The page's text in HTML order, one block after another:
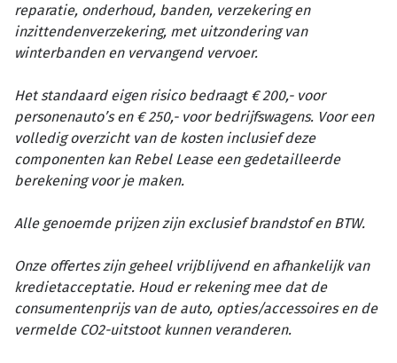
reparatie, onderhoud, banden, verzekering en
inzittendenverzekering, met uitzondering van
winterbanden en vervangend vervoer.
Het standaard eigen risico bedraagt € 200,- voor
personenauto’s en € 250,- voor bedrijfswagens. Voor een
volledig overzicht van de kosten inclusief deze
componenten kan Rebel Lease een gedetailleerde
berekening voor je maken.
Alle genoemde prijzen zijn exclusief brandstof en BTW.
Onze offertes zijn geheel vrijblijvend en afhankelijk van
kredietacceptatie. Houd er rekening mee dat de
consumentenprijs van de auto, opties/accessoires en de
vermelde CO2-uitstoot kunnen veranderen.